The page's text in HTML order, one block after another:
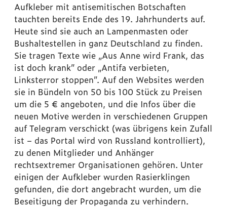
Aufkleber mit antisemitischen Botschaften
tauchten bereits Ende des 19. Jahrhunderts auf.
Heute sind sie auch an Lampenmasten oder
Bushaltestellen in ganz Deutschland zu finden.
Sie tragen Texte wie „Aus Anne wird Frank, das
ist doch krank” oder „Antifa verbieten,
Linksterror stoppen”. Auf den Websites werden
sie in Bündeln von 50 bis 100 Stück zu Preisen
um die 5 € angeboten, und die Infos über die
neuen Motive werden in verschiedenen Gruppen
auf Telegram verschickt (was übrigens kein Zufall
ist – das Portal wird von Russland kontrolliert),
zu denen Mitglieder und Anhänger
rechtsextremer Organisationen gehören. Unter
einigen der Aufkleber wurden Rasierklingen
gefunden, die dort angebracht wurden, um die
Beseitigung der Propaganda zu verhindern.